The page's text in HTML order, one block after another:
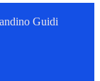
Guidi